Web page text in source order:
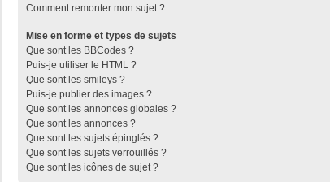
Comment remonter mon sujet ?
Mise en forme et types de sujets
Que sont les BBCodes ?
Puis-je utiliser le HTML ?
Que sont les smileys ?
Puis-je publier des images ?
Que sont les annonces globales ?
Que sont les annonces ?
Que sont les sujets épinglés ?
Que sont les sujets verrouillés ?
Que sont les icônes de sujet ?